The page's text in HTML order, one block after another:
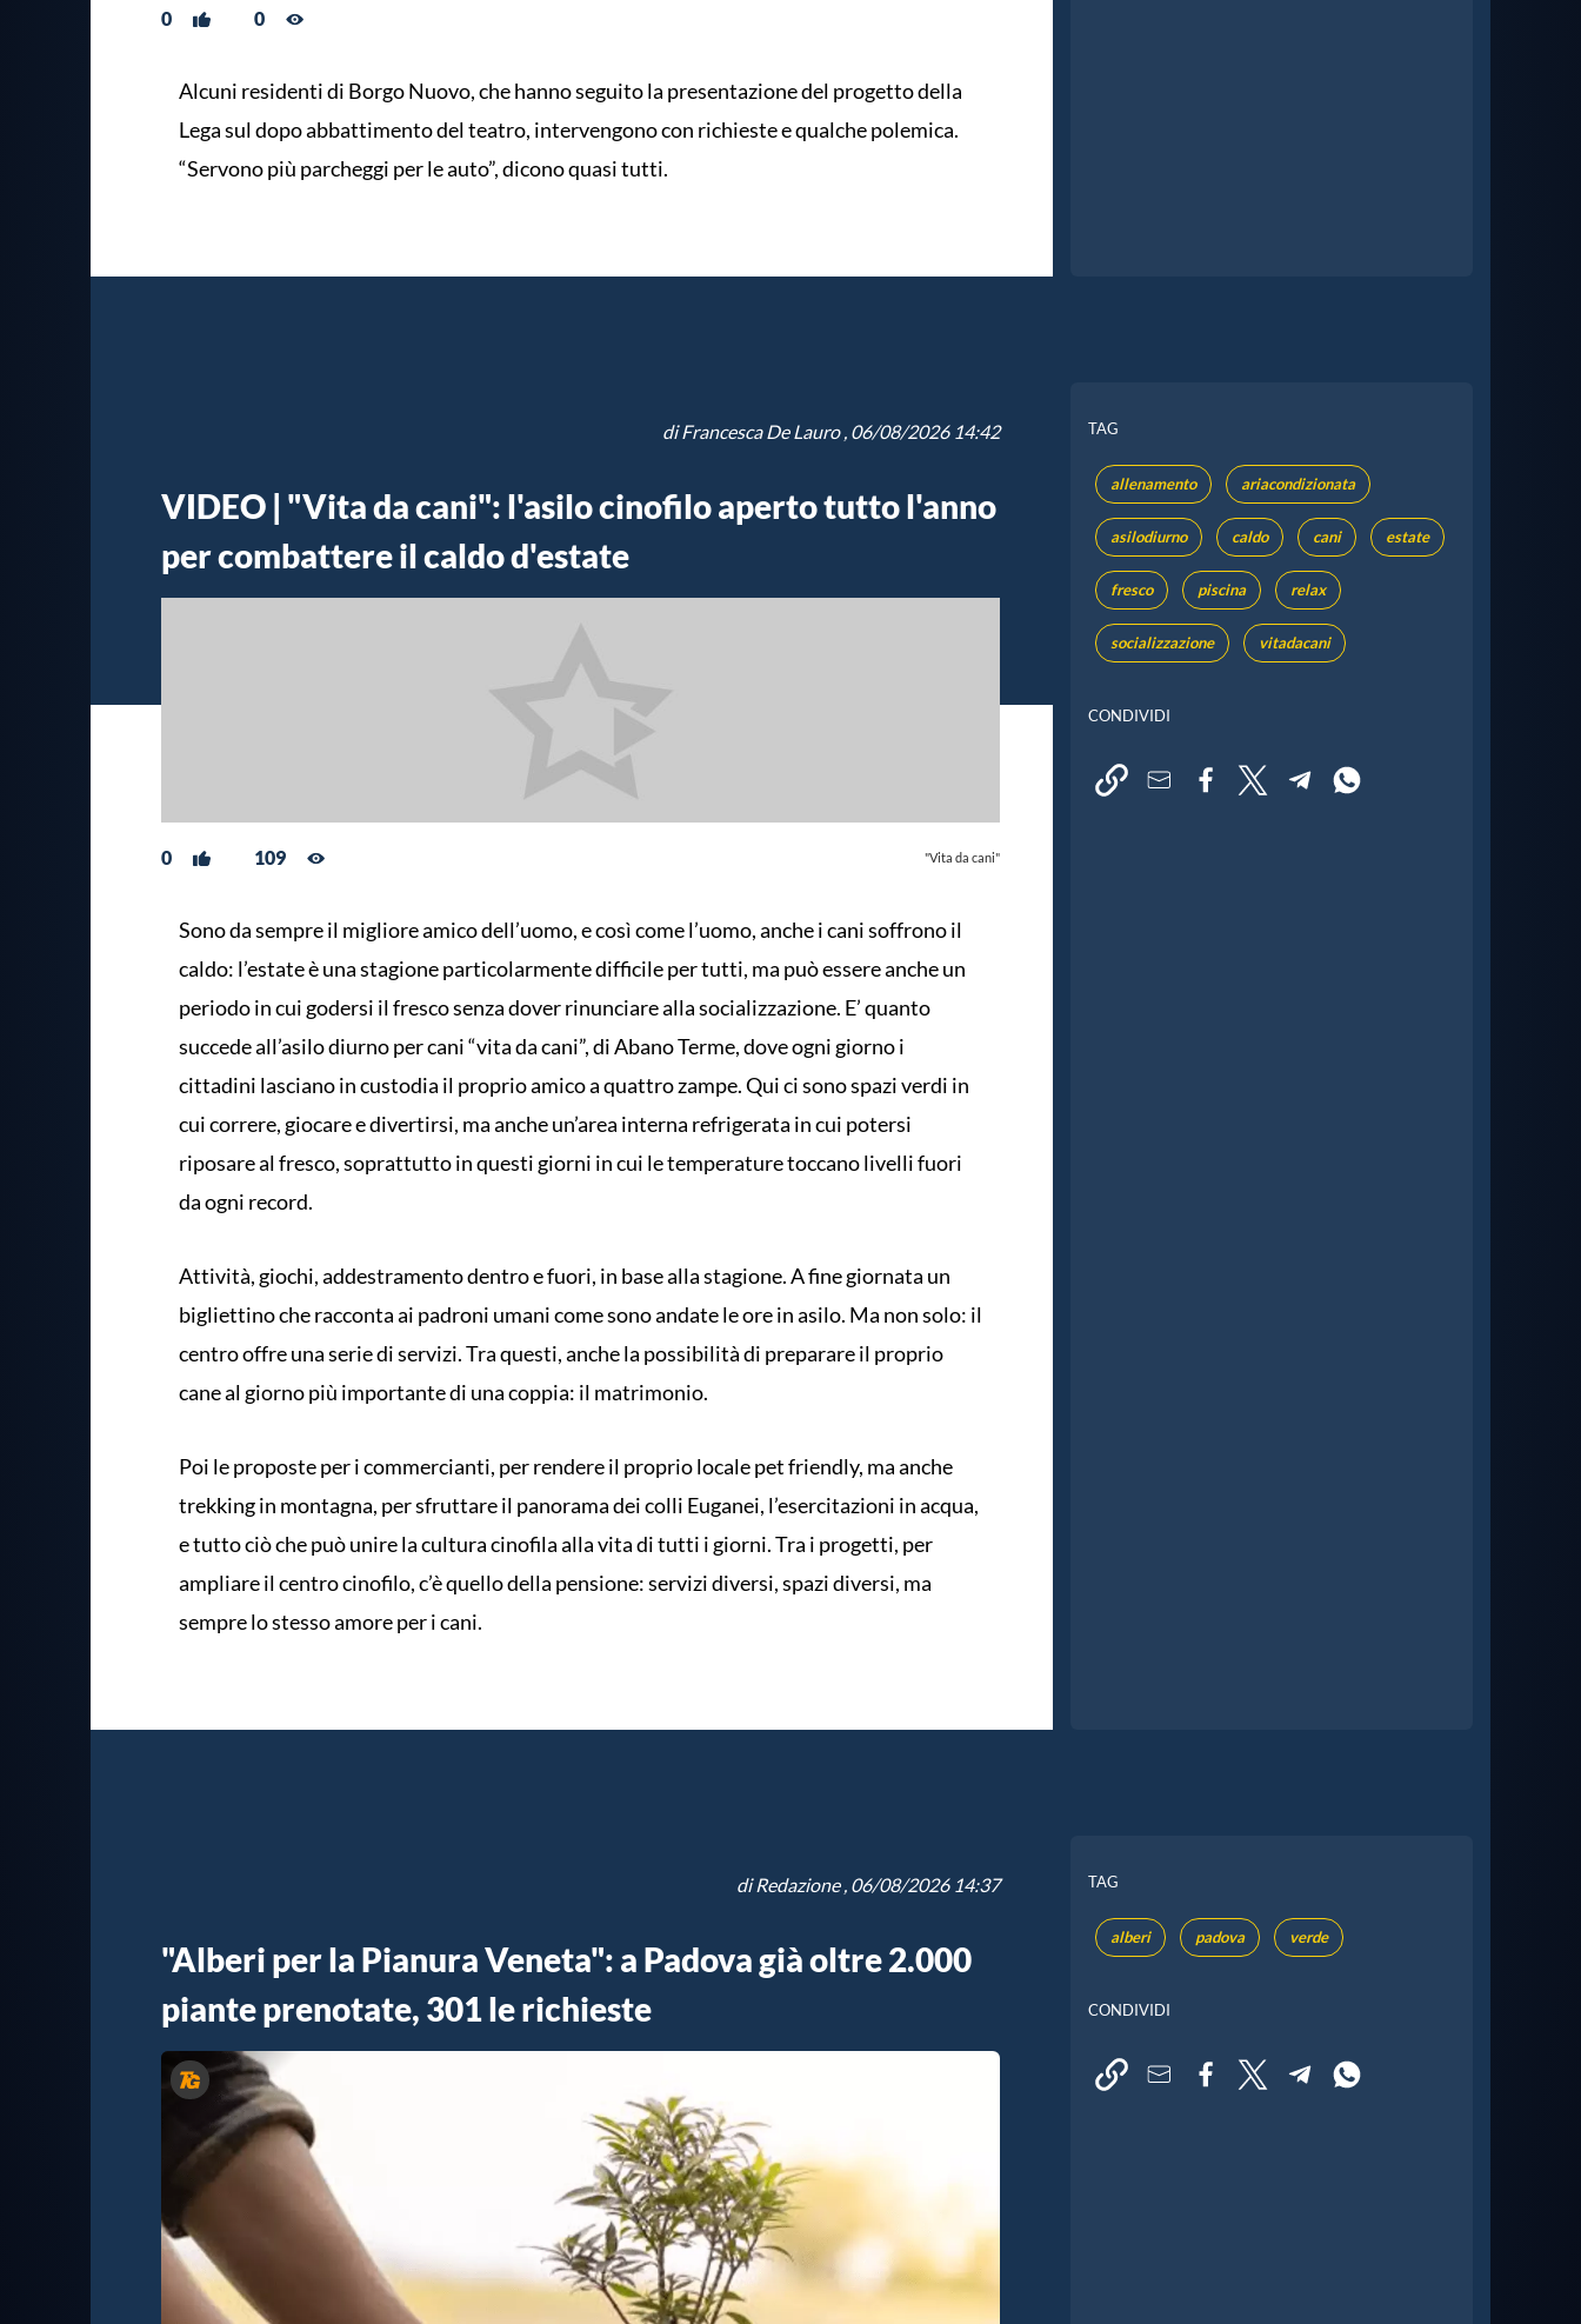
0 0
Alcuni residenti di Borgo Nuovo, che hanno seguito la presentazione del progetto della
Lega sul dopo abbattimento del teatro, intervengono con richieste e qualche polemica.
“Servono più parcheggi per le auto”, dicono quasi tutti.
diFrancesca De Lauro, 06/08/2026 14:42
VIDEO | "Vita da cani": l'asilo cinofilo aperto tutto l'anno
per combattere il caldo d'estate
0 109 "Vita da cani"
Sono da sempre il migliore amico dell’uomo, e così come l’uomo, anche i cani soffrono il
caldo: l’estate è una stagione particolarmente difficile per tutti, ma può essere anche un
periodo in cui godersi il fresco senza dover rinunciare alla socializzazione. E’ quanto
succede all’asilo diurno per cani “vita da cani”, di Abano Terme, dove ogni giorno i
cittadini lasciano in custodia il proprio amico a quattro zampe. Qui ci sono spazi verdi in
cui correre, giocare e divertirsi, ma anche un’area interna refrigerata in cui potersi
riposare al fresco, soprattutto in questi giorni in cui le temperature toccano livelli fuori
da ogni record.
Attività, giochi, addestramento dentro e fuori, in base alla stagione. A fine giornata un
bigliettino che racconta ai padroni umani come sono andate le ore in asilo. Ma non solo: il
centro offre una serie di servizi. Tra questi, anche la possibilità di preparare il proprio
cane al giorno più importante di una coppia: il matrimonio.
Poi le proposte per i commercianti, per rendere il proprio locale pet friendly, ma anche
trekking in montagna, per sfruttare il panorama dei colli Euganei, l’esercitazioni in acqua,
e tutto ciò che può unire la cultura cinofila alla vita di tutti i giorni. Tra i progetti, per
ampliare il centro cinofilo, c’è quello della pensione: servizi diversi, spazi diversi, ma
sempre lo stesso amore per i cani.
TAG
allenamento ariacondizionata
asilodiurno caldo cani estate
fresco piscina relax
socializzazione vitadacani
CONDIVIDI
diRedazione, 06/08/2026 14:37
"Alberi per la Pianura Veneta": a Padova già oltre 2.000
piante prenotate, 301 le richieste
TAG
alberi padova verde
CONDIVIDI